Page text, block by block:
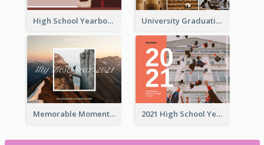
High School Yearbook Photo Book University Graduation Yearbook Photo Book
Memorable Moments Yearbook Photo Book 2021 High School Yearbook Photo Book